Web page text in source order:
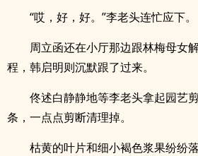
“哎，好，好。”李老头连忙应下。
周立函还在小厅那边跟林梅母女
程，韩启明则沉默跟了过来。
佟述白静静地等李老头拿起园艺
条，一点点剪断清理掉。
枯黄的叶片和细小褐色浆果纷纷